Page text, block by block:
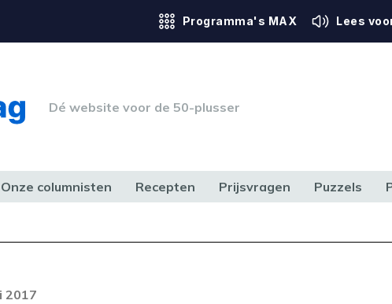
Programma's MAX Lees
Dé website voor de 50-plusser
Onze columnisten Recepten Prijsvragen Puzzels
is op dit moment niet
probleem zich blijft voordoen,
2017